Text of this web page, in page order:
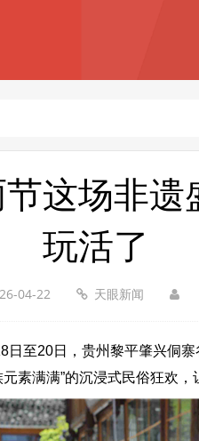
这场非
玩活了
04-22 天眼新闻
20日，贵州黎平肇兴侗寨
素满满”的沉浸式民俗狂欢，